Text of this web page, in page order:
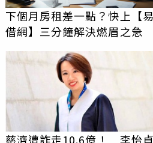
下個月房租差一點？快上【
借網】三分鐘解決燃眉之急
慈濟遭詐走10.6億！ 李怡